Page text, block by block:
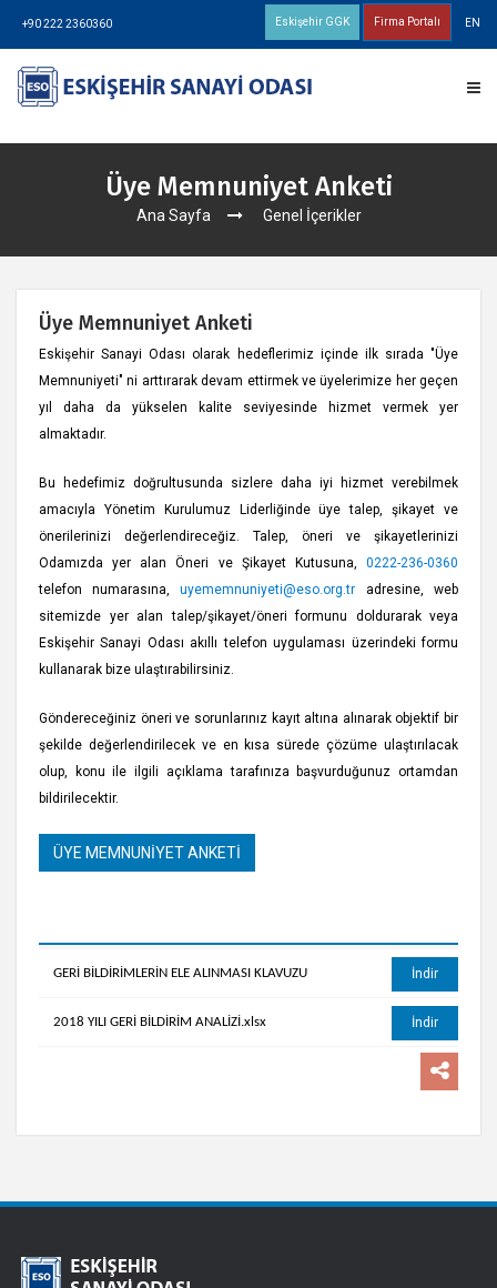
+90 222 2360360 Eskişehir GGK Firma Portalı EN
Üye Memnuniyet Anketi
Ana Sayfa Genel İçerikler
Üye Memnuniyet Anketi
Eskişehir Sanayi Odası olarak hedeflerimiz içinde ilk sırada "Üye
Memnuniyeti" ni arttırarak devam ettirmek ve üyelerimize her geçen
yıl daha da yükselen kalite seviyesinde hizmet vermek yer
almaktadır.
Bu hedefimiz doğrultusunda sizlere daha iyi hizmet verebilmek
amacıyla Yönetim Kurulumuz Liderliğinde üye talep, şikayet ve
önerilerinizi değerlendireceğiz. Talep, öneri ve şikayetlerinizi
Odamızda yer alan Öneri ve Şikayet Kutusuna, 0222-236-0360
telefon numarasına, uyememnuniyeti@eso.org.tr adresine, web
sitemizde yer alan talep/şikayet/öneri formunu doldurarak veya
Eskişehir Sanayi Odası akıllı telefon uygulaması üzerindeki formu
kullanarak bize ulaştırabilirsiniz.
Göndereceğiniz öneri ve sorunlarınız kayıt altına alınarak objektif bir
şekilde değerlendirilecek ve en kısa sürede çözüme ulaştırılacak
olup, konu ile ilgili açıklama tarafınıza başvurduğunuz ortamdan
bildirilecektir.
ÜYE MEMNUNİYET ANKETİ
GERİ BİLDİRİMLERİN ELE ALINMASI KLAVUZU İndir
2018 YILI GERİ BİLDİRİM ANALİZİ.xlsx İndir